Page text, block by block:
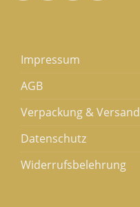
Impressum
AGB
Verpackung & Versand
Datenschutz
Widerrufsbelehrung